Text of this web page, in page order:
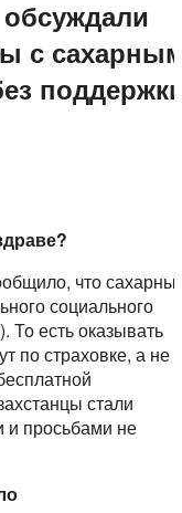
с
что
социального
есть оказывать
по страховке, а не
стали
и просьбами не